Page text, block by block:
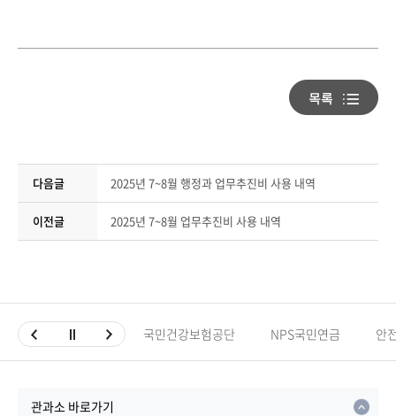
다음글 2025년 7~8월 행정과 업무추진비 사용 내역
이전글 2025년 7~8월 업무추진비 사용 내역
국민건강보험공단 NPS국민연금 안
관과소 바로가기